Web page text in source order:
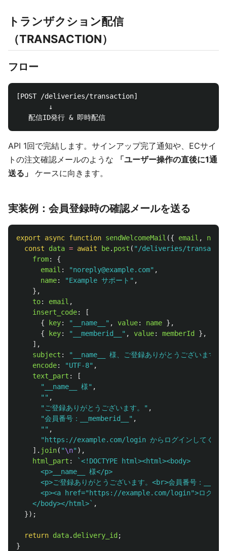
トランザクション配信
（TRANSACTION）
フロー
[POST /deliveries/transaction]
        ↓
API 1回で完結します。サインアップ完了通知や、ECサイ
トの注文確認メールのような
「ユーザー操作の直後に1通
送る」
ケースに向きます。
実装例：会員登録時の確認メールを送る
export async function sendWelcomeMail ({ email , name
const
data = await be. post ( " /deliveries/
from:
{
email : "noreply@example.com" ,
name: "Example サポート " ,
},
to: email ,
insert_code:
[
{
key: " __name__ " , value: name },
{
key: " __memberid__ " , value: memberId
},
],
subject : " __name__ 様、ご登録ありがとうございます
encode: "UTF-8" ,
text_part :
[
"
__name__ 様" ,
"" ,
" ご登録ありがとうございます。 " ,
"会員番号：__memberid__ " ,
"" ,
" https://example.com/login からログインしてくだ
]. join( "\n" ),
html_part :
`<!DOCTYPE html><html><body>
      <p>__name__ 様</p>
<p>ご登録ありがとうございます。<br>会員番号：
<p><a href="https://example.com/login">ログイ
    </body></html>`
,
});
return data. delivery_id ;
}